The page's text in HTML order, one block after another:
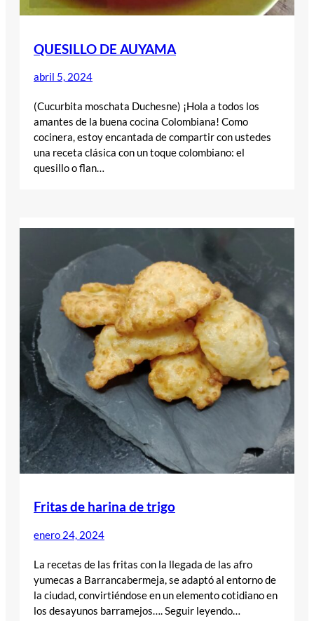
QUESILLO DE AUYAMA
abril 5, 2024
(Cucurbita moschata Duchesne) ¡Hola a todos los
amantes de la buena cocina Colombiana! Como
cocinera, estoy encantada de compartir con ustedes
una receta clásica con un toque colombiano: el
quesillo o flan…
Fritas de harina de trigo
enero 24, 2024
La recetas de las fritas con la llegada de las afro
yumecas a Barrancabermeja, se adaptó al entorno de
la ciudad, convirtiéndose en un elemento cotidiano en
los desayunos barramejos…. Seguir leyendo…